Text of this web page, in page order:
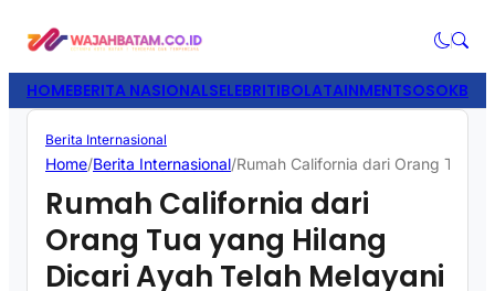
HOMEBERITA NASIONALSELEBRITIBOLATAINMENTSOSOK
Berita Internasional
Home/Berita Internasional/Rumah California dari Orang Tua
Rumah California dari
Orang Tua yang Hilang
Dicari Ayah Telah Melayani